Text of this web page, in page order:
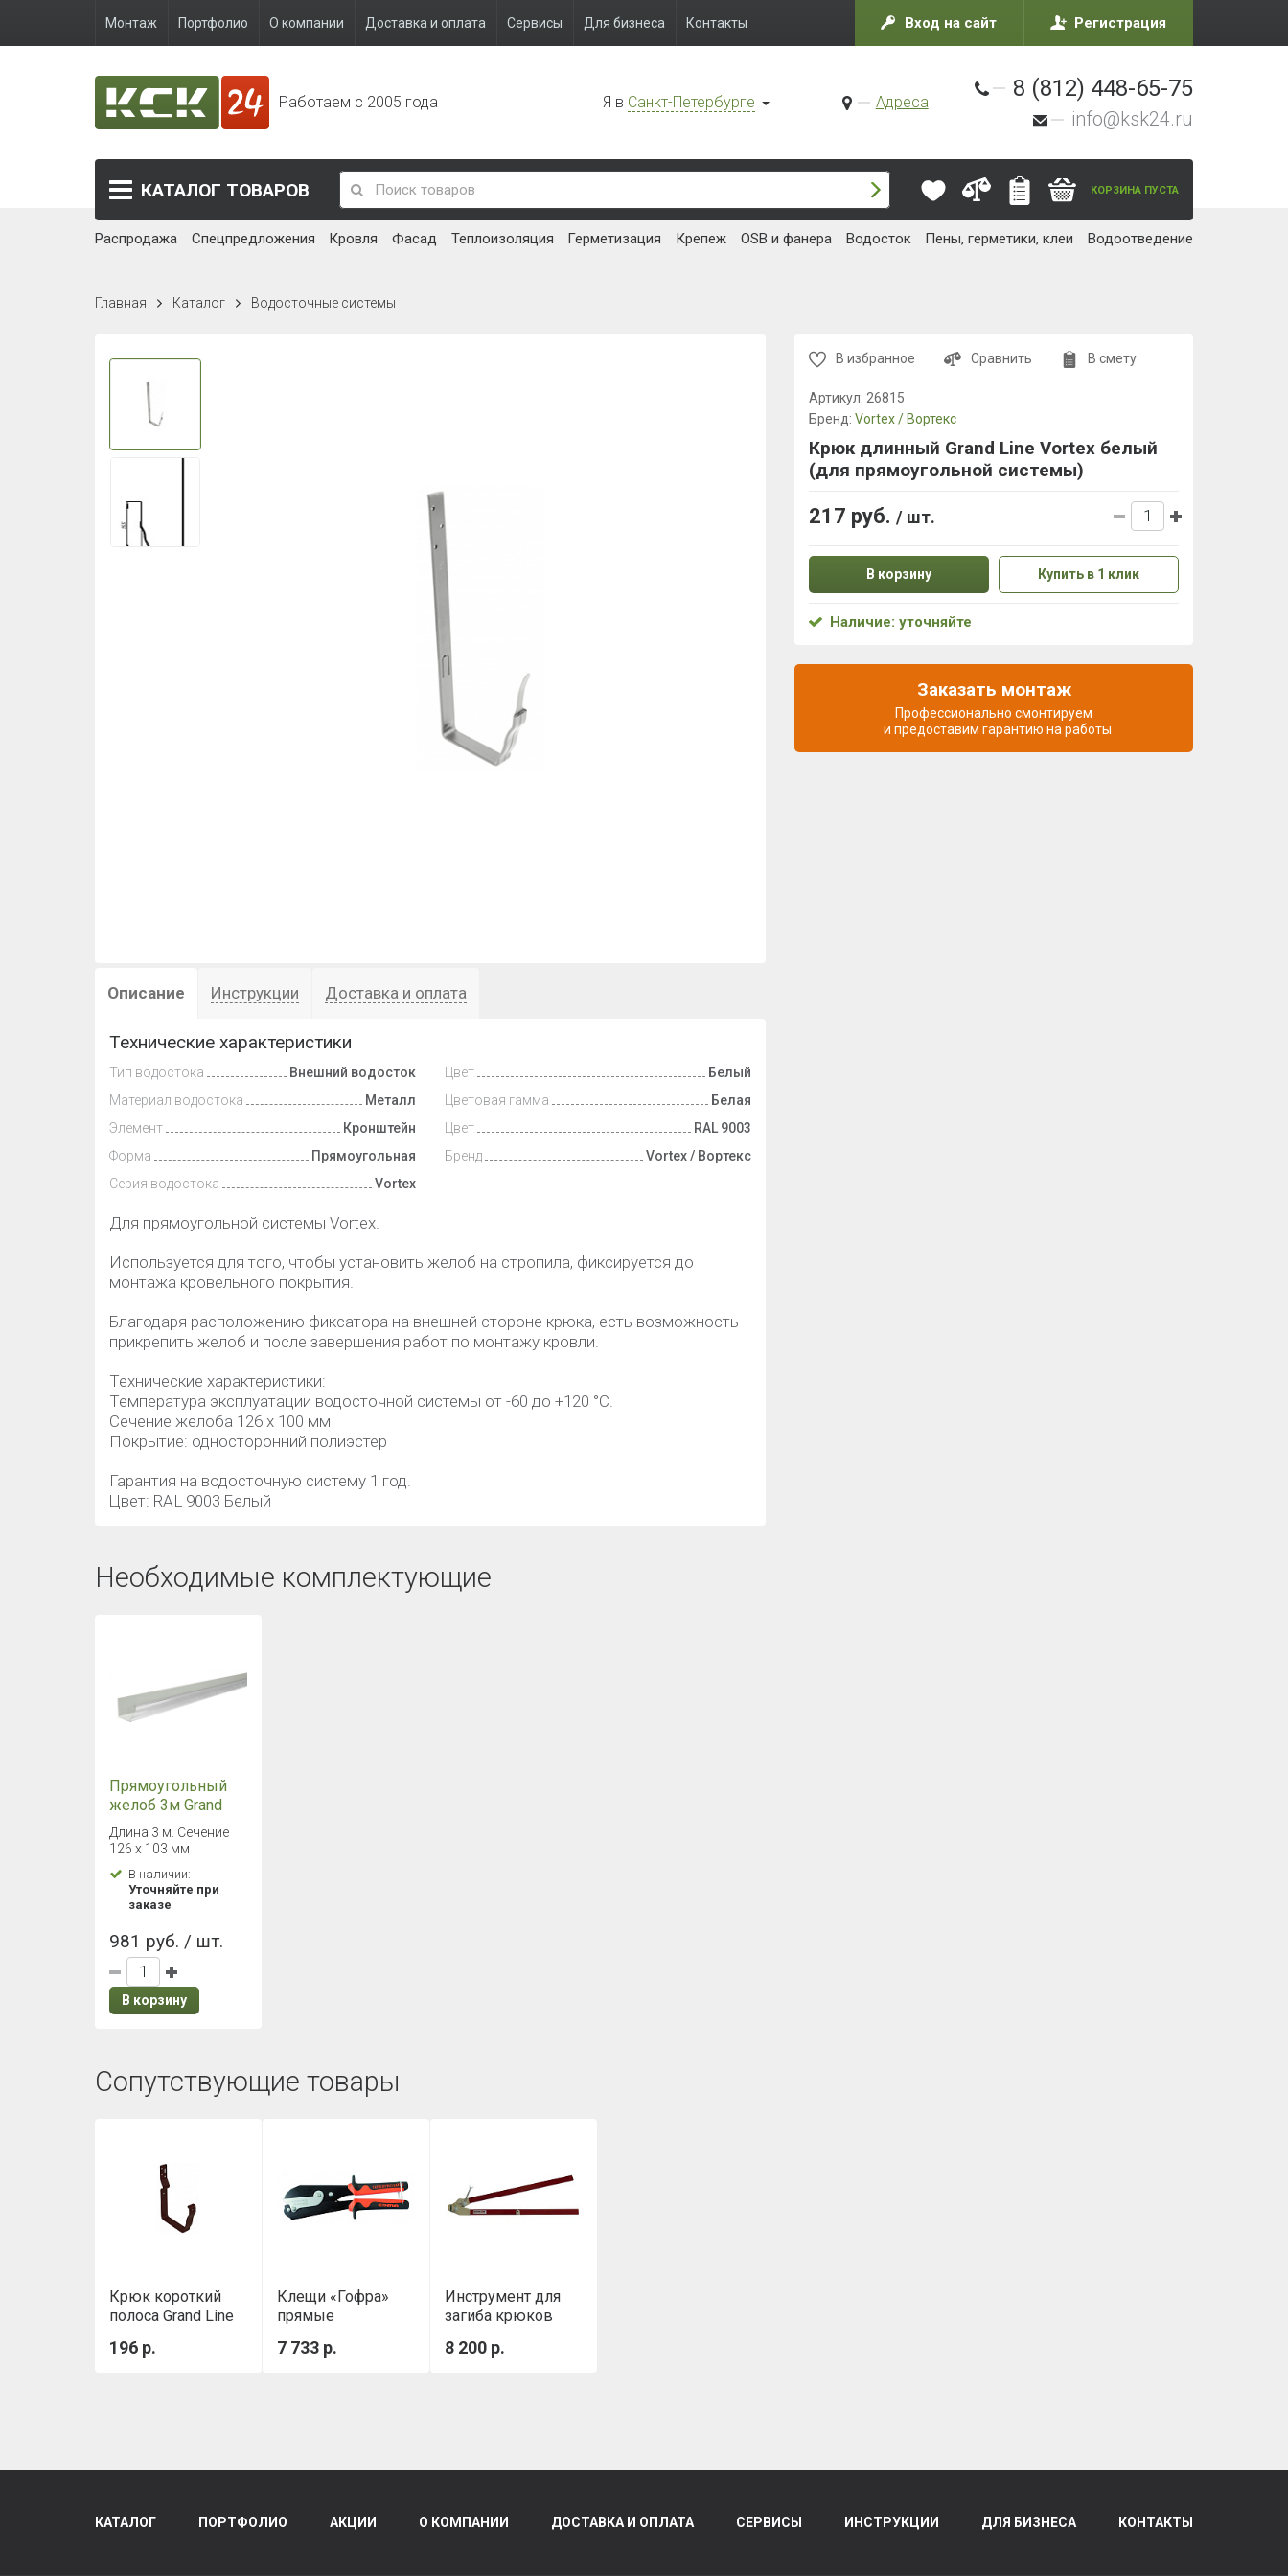
Монтаж Портфолио О компании Доставка и оплата Сервисы Для бизнеса Контакты Вход на сайт Регистрация
Работаем с 2005 года Я в Санкт-Петербурге Адреса
8 (812) 448-65-75
info@ksk24.ru
КАТАЛОГ ТОВАРОВ КОРЗИНА ПУСТА
Распродажа Спецпредложения Кровля Фасад Теплоизоляция Герметизация Крепеж OSB и фанера Водосток Пены, герметики, клеи Водоотведение
Главная Каталог Водосточные системы
Описание Инструкции Доставка и оплата
Технические характеристики
Тип водостока
Внешний водосток
Материал водостока
Металл
Элемент
Кронштейн
Форма
Прямоугольная
Серия водостока
Vortex
Цвет
Белый
Цветовая гамма
Белая
Цвет
RAL 9003
Бренд
Vortex / Вортекс
Для прямоугольной системы Vortex.
Используется для того, чтобы установить желоб на стропила, фиксируется до
монтажа кровельного покрытия.
Благодаря расположению фиксатора на внешней стороне крюка, есть возможность
прикрепить желоб и после завершения работ по монтажу кровли.
Технические характеристики:
Температура эксплуатации водосточной системы от -60 до +120 °C.
Сечение желоба 126 х 100 мм
Покрытие: односторонний полиэстер
Гарантия на водосточную систему 1 год.
Цвет: RAL 9003 Белый
Необходимые комплектующие
Прямоугольный
желоб 3м Grand
Line Vortex белый
RAL 9003
Длина 3 м. Сечение
126 х 103 мм
В наличии:
Уточняйте при
заказе
981 руб. / шт.
В корзину
Сопутствующие товары
Крюк короткий
полоса Grand Line
(для
196 р.
Клещи «Гофра»
прямые
7 733 р.
Инструмент для
загиба крюков
8 200 р.
В избранное Сравнить В смету
Артикул: 26815
Бренд: Vortex / Вортекс
Крюк длинный Grand Line Vortex белый
(для прямоугольной системы)
217 руб. / шт.
В корзину Купить в 1 клик
Наличие: уточняйте
Заказать монтаж
Профессионально смонтируем
и предоставим гарантию на работы
КАТАЛОГ ПОРТФОЛИО АКЦИИ О КОМПАНИИ ДОСТАВКА И ОПЛАТА СЕРВИСЫ ИНСТРУКЦИИ ДЛЯ БИЗНЕСА КОНТАКТЫ